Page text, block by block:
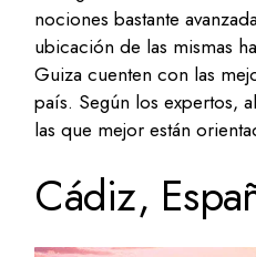
nociones bastante
ubicación de las mismas
Guiza cuenten con las
país. Según los expertos,
las que mejor están
Cádiz,